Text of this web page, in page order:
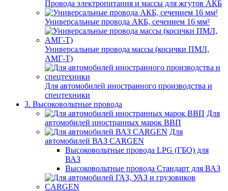
Провода электропитания и массы для жгутов АКБ
Универсальные провода АКБ, сечением 16 мм²
Универсальные провода массы (косички ПМЛ,
АМГ-Т)
Для автомобилей иностранного производства и
спецтехники
3. Высоковольтные провода
Для
автомобилей иностранных марок ВВП
Для
автомобилей ВАЗ CARGEN
Высоковольтные провода LPG (ГБО) для
ВАЗ
Высоковольтные провода Стандарт для ВАЗ